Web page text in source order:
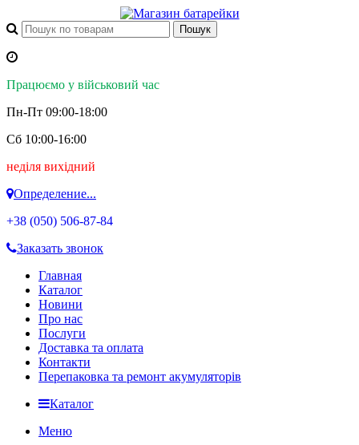
Працюємо у військовий час
Пн-Пт 09:00-18:00
Сб 10:00-16:00
неділя вихідний
Определение...
+38 (050) 506-87-84
Заказать звонок
Главная
Каталог
Новини
Про нас
Послуги
Доставка та оплата
Контакти
Перепаковка та ремонт акумуляторів
Каталог
Меню